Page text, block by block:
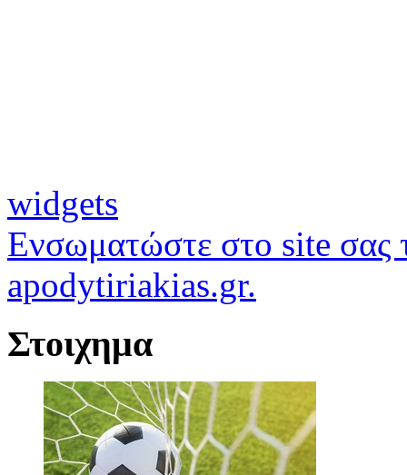
widgets
Ενσωματώστε στο site σας
apodytiriakias.gr.
Στοιχημα